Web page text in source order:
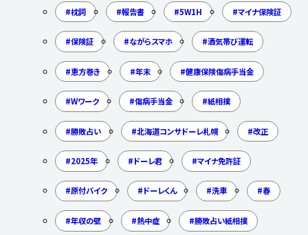
枕詞 報告書 5W1H マイナ保険証
保険証 ながらスマホ 酒気帯び運転
恵方巻き 年末 健康保険傷病手当金
Wワーク 傷病手当金 紙相撲
勝敗占い 北海道コンサドーレ札幌 改正
2025年 ドーレ君 マイナ免許証
原付バイク ドーレくん 洗車 春
年収の壁 熱中症 勝敗占い紙相撲